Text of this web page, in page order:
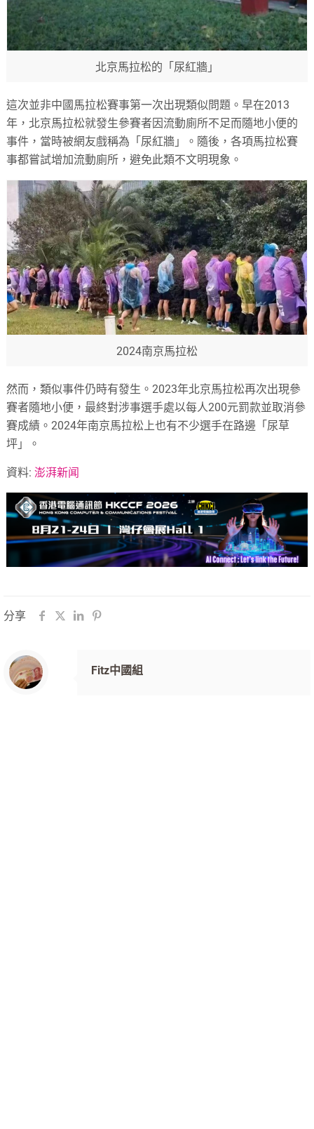
北京馬拉松的「尿紅牆」
這次並非中國馬拉松賽事第一次出現類似問題。早在2013
年，北京馬拉松就發生參賽者因流動廁所不足而隨地小便的
事件，當時被網友戲稱為「尿紅牆」。隨後，各項馬拉松賽
事都嘗試增加流動廁所，避免此類不文明現象。
2024南京馬拉松
然而，類似事件仍時有發生。2023年北京馬拉松再次出現參
賽者隨地小便，最終對涉事選手處以每人200元罰款並取消參
賽成績。2024年南京馬拉松上也有不少選手在路邊「尿草
坪」。
資料:澎湃新闻
分享
Fitz中國組